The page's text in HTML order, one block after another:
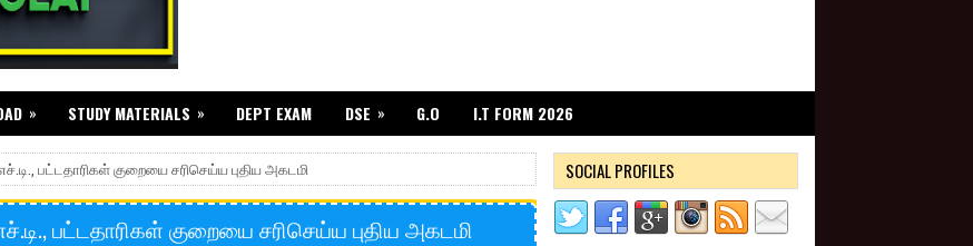
» STUDY MATERIALS » DEPT EXAM DSE » G.O I.T FORM 2026
பட்டதாரிகள் குறையை சரிசெய்ய புதிய அகடமி
பட்டதாரிகள் குறையை சரிசெய்ய புதிய அகடமி
SOCIAL PROFILES